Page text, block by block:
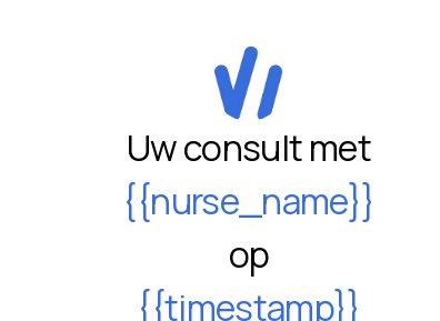
Uw consult met
{{nurse_name}}
op
{{timestamp}}